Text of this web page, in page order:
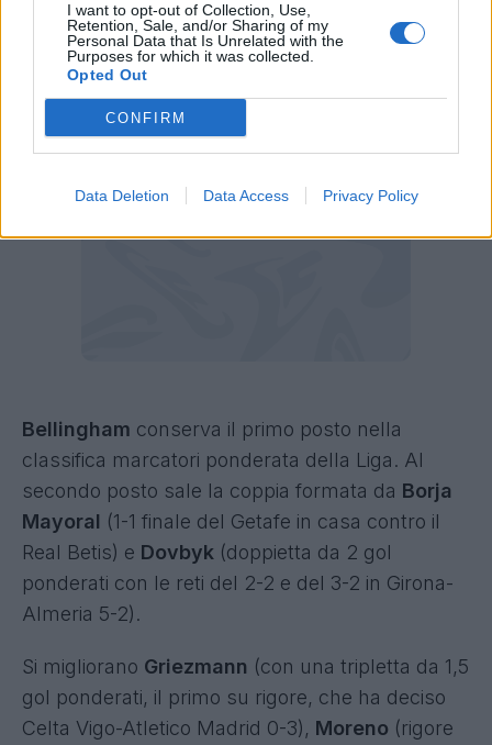
I want to opt-out of Collection, Use,
Retention, Sale, and/or Sharing of my
Personal Data that Is Unrelated with the
Purposes for which it was collected.
Opted Out
CONFIRM
Data Deletion Data Access Privacy Policy
Bellingham conserva il primo posto nella
classifica marcatori ponderata della Liga. Al
secondo posto sale la coppia formata da Borja
Mayoral (1-1 finale del Getafe in casa contro il
Real Betis) e Dovbyk (doppietta da 2 gol
ponderati con le reti del 2-2 e del 3-2 in Girona-
Almeria 5-2).
Si migliorano Griezmann (con una tripletta da 1,5
gol ponderati, il primo su rigore, che ha deciso
Celta Vigo-Atletico Madrid 0-3), Moreno (rigore